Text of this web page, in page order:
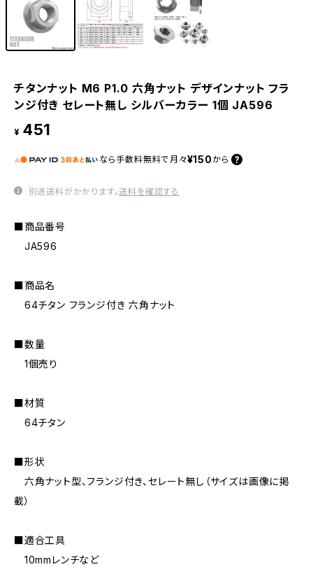
チタンナット M6 P1.0 六角ナット デザインナット フラ
ンジ付き セレート無し シルバーカラー 1個 JA596
¥ 451
なら 手数料無料で 月々¥150 から
別途送料がかかります。送料を確認する
■商品番号
JA596
■商品名
64チタン フランジ付き 六角ナット
■数量
1個売り
■材質
64チタン
■形状
六角ナット型、フランジ付き、セレート無し（サイズは画像に掲
載）
■適合工具
10mmレンチなど